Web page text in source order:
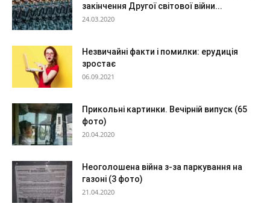
закінчення Другої світової війни...
24.03.2020
Незвичайні факти і помилки: ерудиція
зростає
06.09.2021
Прикольні картинки. Вечірній випуск (65
фото)
20.04.2020
Неоголошена війна з-за паркування на
газоні (3 фото)
21.04.2020